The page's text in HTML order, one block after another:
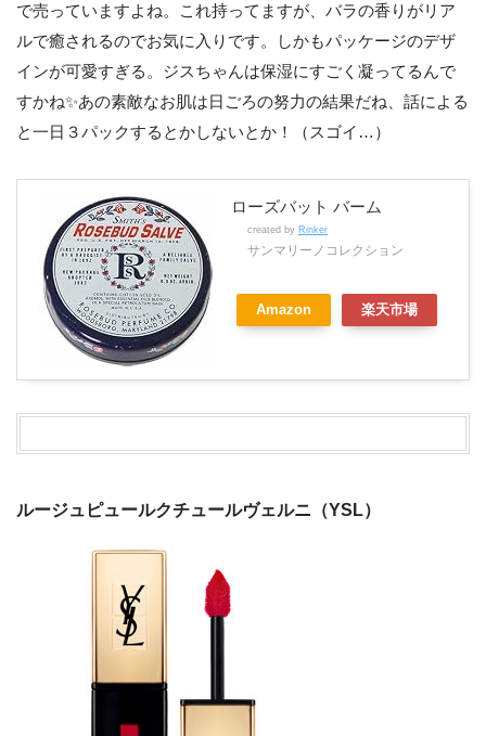
で売っていますよね。これ持ってますが、バラの香りがリア
ルで癒されるのでお気に入りです。しかもパッケージのデザ
インが可愛すぎる。ジスちゃんは保湿にすごく凝ってるんで
すかね✨あの素敵なお肌は日ごろの努力の結果だね、話による
と一日３パックするとかしないとか！（スゴイ…）
ローズバット バーム
created by Rinker
サンマリーノコレクション
Amazon 楽天市場
ルージュピュールクチュールヴェルニ（YSL）